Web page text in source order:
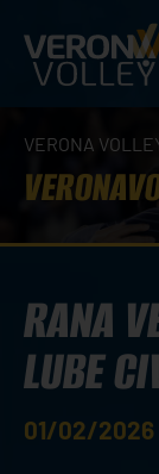
VERONA
RANA
LUBE
01/02/2026